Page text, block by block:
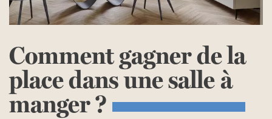
Commentgagnerdela
placedansunesalleà
manger?